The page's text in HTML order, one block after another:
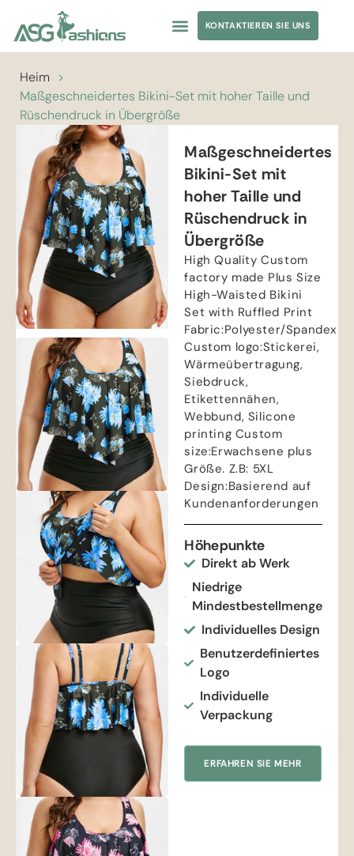
KONTAKTIEREN SIE UNS
Heim >
Maßgeschneidertes Bikini-Set mit hoher Taille und
Rüschendruck in Übergröße
Maßgeschneidertes
Bikini-Set mit
hoher Taille und
Rüschendruck in
Übergröße
High Quality Custom
factory made Plus Size
High-Waisted Bikini
Set with Ruffled Print
Fabric:Polyester/Spandex
Custom logo:Stickerei,
Wärmeübertragung,
Siebdruck,
Etikettennähen,
Webbund, Silicone
printing Custom
size:Erwachsene plus
Größe. Z.B: 5XL
Design:Basierend auf
Kundenanforderungen
Höhepunkte
Direkt ab Werk
Niedrige
Mindestbestellmenge
Individuelles Design
Benutzerdefiniertes
Logo
Individuelle
Verpackung
ERFAHREN SIE MEHR